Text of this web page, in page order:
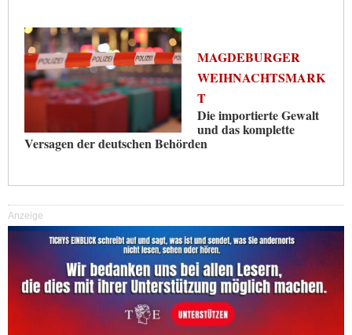
MAGDEBURGER
WEIHNACHTSMARK
T
Die importierte Gewalt
und das komplette
Versagen der deutschen Behörden
Anzeige